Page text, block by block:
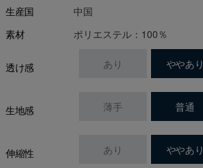
生産国
中国
素材
ポリエステル：100％
透け感 あり ややあり
生地感 薄手 普通
伸縮性 あり ややあり